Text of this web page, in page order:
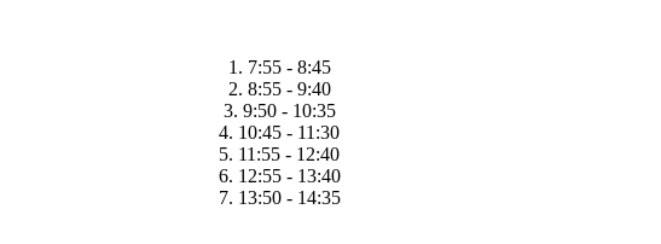
1. 7:55 - 8:45
2. 8:55 - 9:40
3. 9:50 - 10:35
4. 10:45 - 11:30
5. 11:55 - 12:40
6. 12:55 - 13:40
7. 13:50 - 14:35